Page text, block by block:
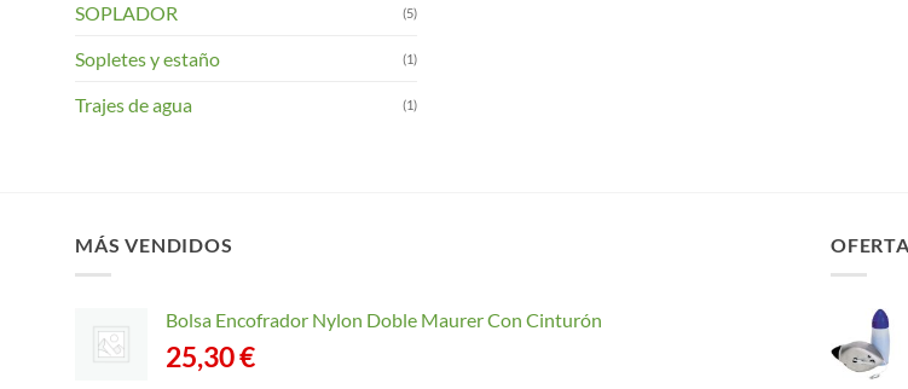
SOPLADOR (5)
Sopletes y estaño (1)
Trajes de agua (1)
MÁS VENDIDOS
Bolsa Encofrador Nylon Doble Maurer Con Cinturón
25,30€